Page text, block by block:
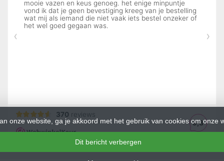
onze website, ga je akkoord met het gebruik van cookies om onze
Dit bericht verbergen